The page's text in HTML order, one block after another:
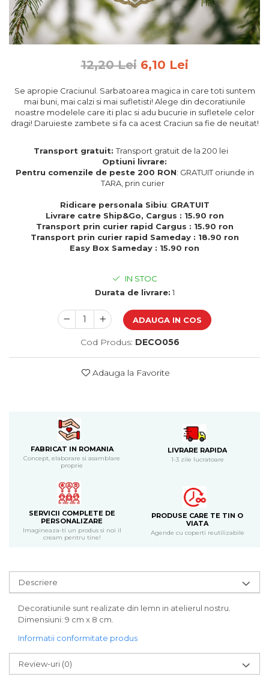
Feng Shui
Tablouri personalizate
Diplome si Plachete
Insigne
Felicitari din lemn
Felicitari pentru cei dragi
Rame foto din lemn
Camion din lemn
Papioane din lemn
Decoratiuni pentru casa
Genti si portofele barbati din
Produse personalizate pentru
nunti si botezuri
Cadouri personalizate pentru
cei dragi
Cadouri pentru profesori
Cadouri pentru EL
Cadouri pentru iubit
Cadouri pentru iubita
Cadouri pentru mama
Cadouri pentru cea mai buna
Cadouri pentru bunici
Cadouri personalizate pentru nasi
Ateliere - planse cu nisip colorat
12,20 Lei 6,10 Lei
Se apropie Craciunul. Sarbatoarea magica in care toti suntem
mai buni, mai calzi si mai sufletisti! Alege din decoratiunile
noastre modelele care iti plac si adu bucurie in sufletele celor
dragi! Daruieste zambete si fa ca acest Craciun sa fie de neuitat!
Transport gratuit:Transport gratuit de la 200 lei
Optiuni livrare:
Pentru comenzile de peste 200 RON: GRATUIT oriunde in
TARA, prin curier
Ridicare personala Sibiu: GRATUIT
Livrare catre Ship&Go, Cargus : 15.90 ron
Transport prin curier rapid Cargus : 15.90 ron
Transport prin curier rapid Sameday : 18.90 ron
Easy Box Sameday : 15.90 ron
IN STOC
Durata de livrare: 1
ADAUGA IN COS
Cod Produs: DECO056
Adauga la Favorite
FABRICAT IN ROMANIA
Concept, elaborare si asamblare
proprie
LIVRARE RAPIDA
1-3 zile lucratoare
SERVICII COMPLETE DE
PERSONALIZARE
Imagineaza-ti un produs si noi il
cream pentru tine!
PRODUSE CARE TE TIN O
VIATA
Agende cu coperti reutilizabile
Descriere
Decoratiunile sunt realizate din lemn in atelierul nostru.
Dimensiuni: 9 cm x 8 cm.
Informatii conformitate produs
Review-uri (0)